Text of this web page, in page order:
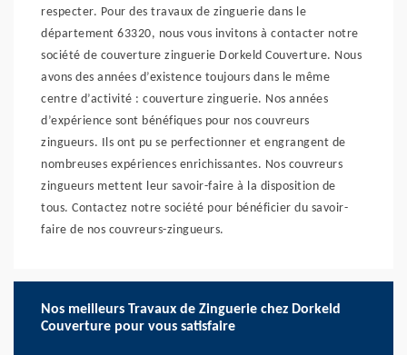
respecter. Pour des travaux de zinguerie dans le
département 63320, nous vous invitons à contacter notre
société de couverture zinguerie Dorkeld Couverture. Nous
avons des années d’existence toujours dans le même
centre d’activité : couverture zinguerie. Nos années
d’expérience sont bénéfiques pour nos couvreurs
zingueurs. Ils ont pu se perfectionner et engrangent de
nombreuses expériences enrichissantes. Nos couvreurs
zingueurs mettent leur savoir-faire à la disposition de
tous. Contactez notre société pour bénéficier du savoir-
faire de nos couvreurs-zingueurs.
Nos meilleurs Travaux de Zinguerie chez Dorkeld
Couverture pour vous satisfaire